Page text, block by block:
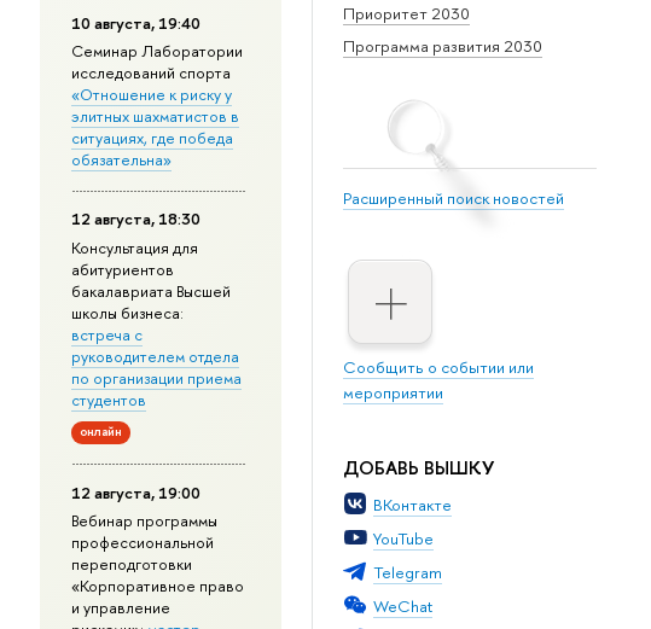
Приоритет 2030
Программа развития 2030
Расширенный поиск новостей
Сообщить о событии или
мероприятии
ДОБАВЬ ВЫШКУ
ВКонтакте
YouTube
Telegram
WeChat
10 августа, 19:40
Семинар Лаборатории
исследований спорта
«Отношение к риску у
элитных шахматистов в
ситуациях, где победа
обязательна»
12 августа, 18:30
Консультация для
абитуриентов
бакалавриата Высшей
школы бизнеса:
встреча с
руководителем отдела
по организации приема
студентов
онлайн
12 августа, 19:00
Вебинар программы
профессиональной
переподготовки
«Корпоративное право
и управление